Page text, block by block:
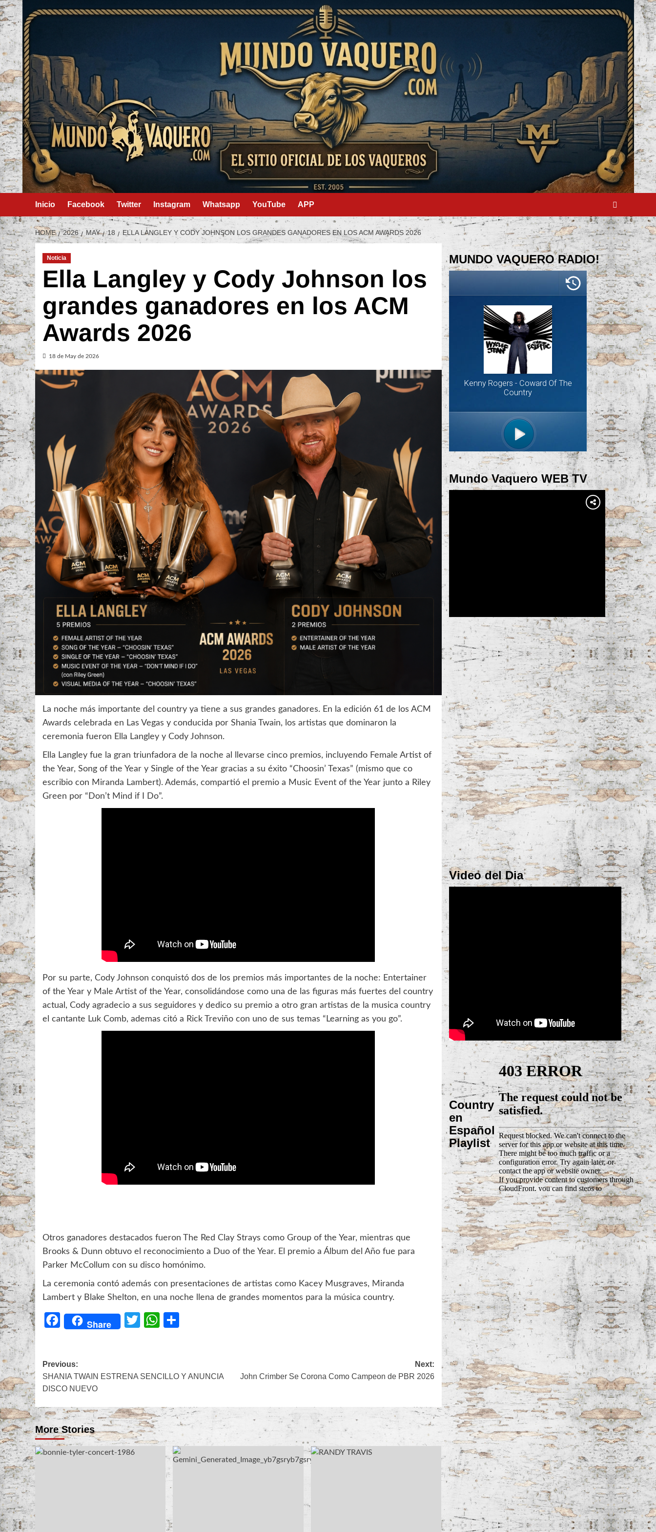
Skip
to
content
Inicio Facebook Twitter Instagram Whatsapp YouTube APP
HOME 2026 MAY 18 ELLA LANGLEY Y CODY JOHNSON LOS GRANDES GANADORES EN LOS ACM AWARDS 2026
Noticia
Ella Langley y Cody Johnson los
grandes ganadores en los ACM
Awards 2026
18 de May de 2026
La noche más importante del country ya tiene a sus grandes ganadores. En la edición 61 de los ACM
Awards celebrada en Las Vegas y conducida por Shania Twain, los artistas que dominaron la
ceremonia fueron Ella Langley y Cody Johnson.
Ella Langley fue la gran triunfadora de la noche al llevarse cinco premios, incluyendo Female Artist of
the Year, Song of the Year y Single of the Year gracias a su éxito “Choosin’ Texas” (mismo que co
escribio con Miranda Lambert). Además, compartió el premio a Music Event of the Year junto a Riley
Green por “Don’t Mind if I Do”.
Por su parte, Cody Johnson conquistó dos de los premios más importantes de la noche: Entertainer
of the Year y Male Artist of the Year, consolidándose como una de las figuras más fuertes del country
actual, Cody agradecio a sus seguidores y dedico su premio a otro gran artistas de la musica country
el cantante Luk Comb, ademas citó a Rick Treviño con uno de sus temas “Learning as you go”.
Otros ganadores destacados fueron The Red Clay Strays como Group of the Year, mientras que
Brooks & Dunn obtuvo el reconocimiento a Duo of the Year. El premio a Álbum del Año fue para
Parker McCollum con su disco homónimo.
La ceremonia contó además con presentaciones de artistas como Kacey Musgraves, Miranda
Lambert y Blake Shelton, en una noche llena de grandes momentos para la música country.
Facebook
Share TwitterWhatsApp
Post
navigation
Previous:
SHANIA TWAIN ESTRENA SENCILLO Y ANUNCIA
DISCO NUEVO
Next:
John Crimber Se Corona Como Campeon de PBR 2026
More Stories
MUNDO VAQUERO RADIO!
Mundo Vaquero WEB TV
Video del Dia
Country
en
Español
Playlist